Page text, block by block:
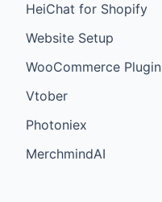
HeiChat for Shopify
Website Setup
WooCommerce Plugin
Vtober
Photoniex
MerchmindAI